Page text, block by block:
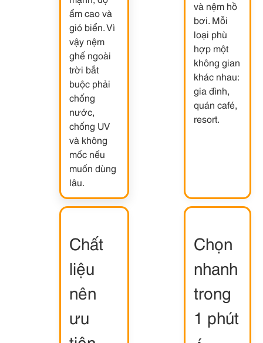
ẩm cao và
gió biển. Vì
vậy nệm
ghế ngoài
trời bắt
buộc phải
chống
nước,
chống UV
và không
mốc nếu
muốn dùng
lâu.
và nệm hồ
bơi. Mỗi
loại phù
hợp một
không gian
khác nhau:
gia đình,
quán café,
resort.
Chất
liệu
nên
ưu
Chọn
nhanh
trong
1 phút